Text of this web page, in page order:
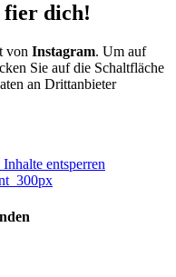
fier dich!
von Instagram. Um auf
Sie auf die Schaltfläche
an Drittanbieter
entsperren